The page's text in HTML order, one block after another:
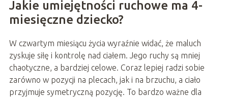
Jakie umiejętności ruchowe ma 4-
miesięczne dziecko?
W czwartym miesiącu życia wyraźnie widać, że maluch
zyskuje siłę i kontrolę nad ciałem. Jego ruchy są mniej
chaotyczne, a bardziej celowe. Coraz lepiej radzi sobie
zarówno w pozycji na plecach, jak i na brzuchu, a ciało
przyjmuje symetryczną pozycję. To bardzo ważne dla